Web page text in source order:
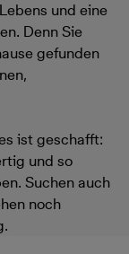
und eine
Denn Sie
gefunden
ist geschafft:
und so
Suchen auch
noch